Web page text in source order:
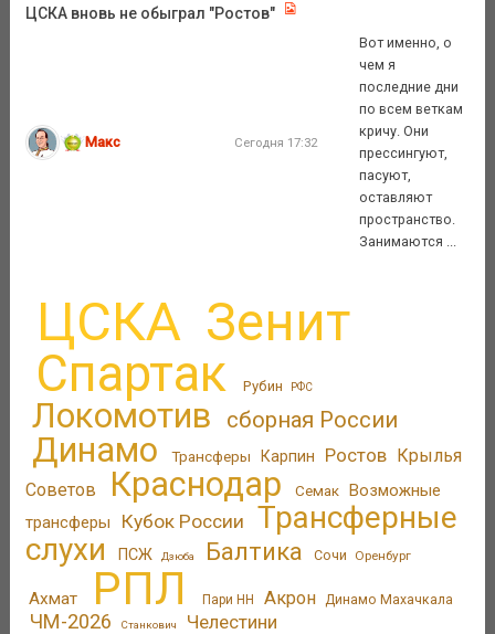
ЦСКА вновь не обыграл "Ростов"
Макс Сегодня 17:32
Вот именно, о
чем я
последние дни
по всем веткам
кричу. Они
прессингуют,
пасуют,
оставляют
пространство.
Занимаются ...
ЦСКА Зенит
Спартак Рубин РФС
Локомотив сборная России
Динамо Трансферы Карпин Ростов Крылья
Советов
Краснодар Семак Возможные
трансферы
Кубок России
Трансферные
слухи
ПСЖ Дзюба Балтика Сочи Оренбург
Ахмат РПЛ Пари НН Акрон Динамо Махачкала
ЧМ-2026 Станкович Челестини